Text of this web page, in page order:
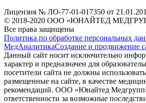
Лицензия № ЛО-77-01-017350 от
© 2018-2020 ООО «ЮНАЙТЕД
Все права защищены
Политика по обработке персональных
МедАналитикаСоздание и продвижение
Данный сайт носит исключительно
характер и предназначен для
посетители сайта не должны
размещенные на сайте, в качестве
рекомендаций. ООО «Юнайтед
ответственности за возможные